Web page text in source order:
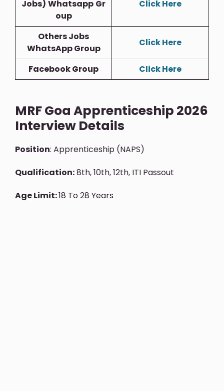
Jobs) Whatsapp Gr
Oup
Click Here
Others Jobs
WhatsApp Group
Click Here
Facebook Group Click Here
MRF Goa Apprenticeship 2026
Interview Details
Position: Apprenticeship (NAPS)
Qualification:8th, 10th, 12th, ITI Passout
Age Limit:18 To 28 Years